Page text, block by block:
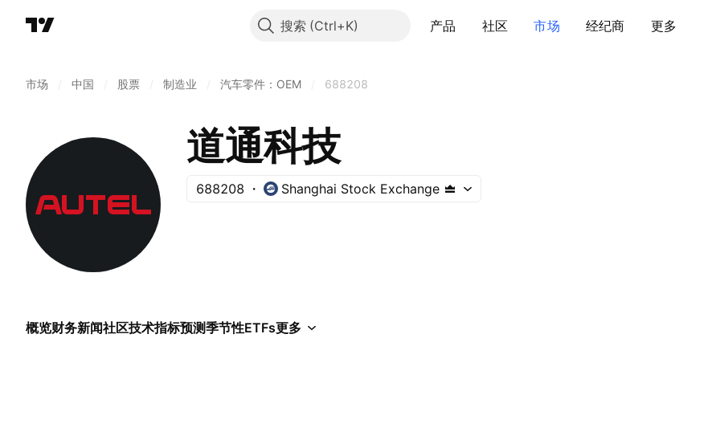
搜索 产品 社区 市场 经纪商 更多
市场 中国 股票 制造业 汽车零件：OEM 688208
道通科技
688208 Shanghai Stock Exchange
概览财务新闻社区技术指标预测季节性ETFs更多